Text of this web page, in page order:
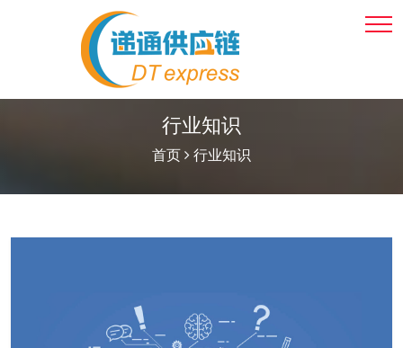
行业知识
首页 行业知识